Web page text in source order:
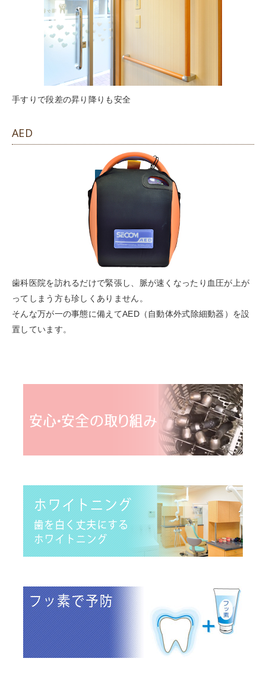
手すりで段差の昇り降りも安全
AED
歯科医院を訪れるだけで緊張し、脈が速くなったり血圧が上が
ってしまう方も珍しくありません。
そんな万が一の事態に備えてAED（自動体外式除細動器）を設
置しています。